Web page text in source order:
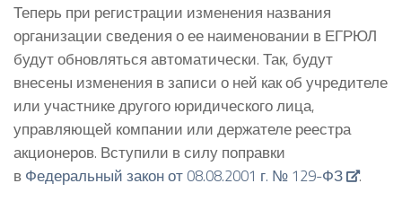
Теперь при регистрации изменения названия
организации сведения о ее наименовании в ЕГРЮЛ
будут обновляться автоматически. Так, будут
внесены изменения в записи о ней как об учредителе
или участнике другого юридического лица,
управляющей компании или держателе реестра
акционеров. Вступили в силу поправки
в Федеральный закон от 08.08.2001 г. № 129-ФЗ
.